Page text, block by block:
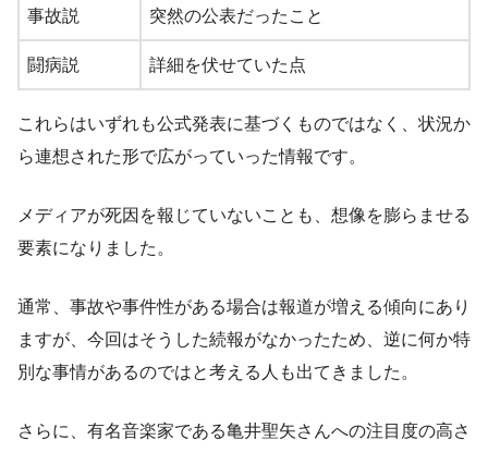
事故説 突然の公表だったこと
闘病説 詳細を伏せていた点
これらはいずれも公式発表に基づくものではなく、状況か
ら連想された形で広がっていった情報です。
メディアが死因を報じていないことも、想像を膨らませる
要素になりました。
通常、事故や事件性がある場合は報道が増える傾向にあり
ますが、今回はそうした続報がなかったため、逆に何か特
別な事情があるのではと考える人も出てきました。
さらに、有名音楽家である亀井聖矢さんへの注目度の高さ